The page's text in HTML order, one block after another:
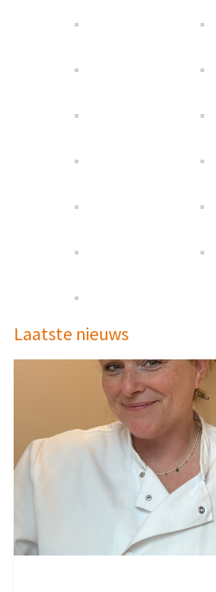
Laatste nieuws